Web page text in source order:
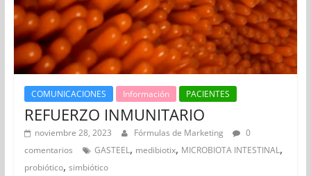
COMUNICACIONES Información PACIENTES
REFUERZO INMUNITARIO
noviembre 28, 2023 Fórmulas de Marketing
0
comentarios
GASTEEL, medibiotix, MICROBIOTA INTESTINAL,
probiótico, simbiótico